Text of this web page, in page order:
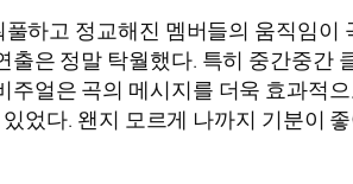
하고 정교해진 멤버들의 움직임이
은 정말 탁월했다. 특히 중간중간
얼은 곡의 메시지를 더욱 효과적
었다. 왠지 모르게 나까지 기분이